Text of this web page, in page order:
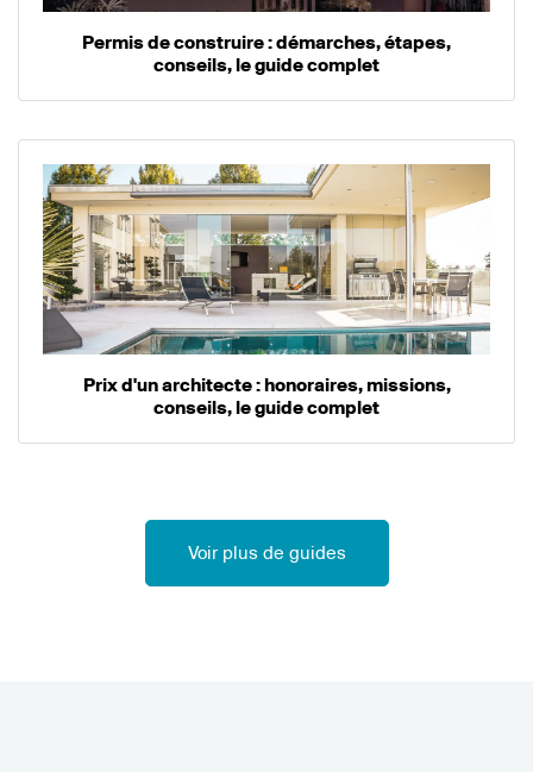
Permis de construire : démarches, étapes,
conseils, le guide complet
Prix d'un architecte : honoraires, missions,
conseils, le guide complet
Voir plus de guides